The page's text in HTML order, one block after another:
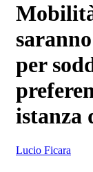
per
istanza
Lucio Ficara